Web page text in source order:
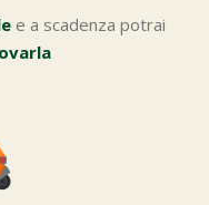
e a scadenza potrai